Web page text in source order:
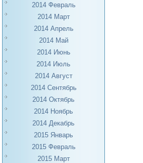
2014 Февраль
2014 Март
2014 Апрель
2014 Май
2014 Июнь
2014 Июль
2014 Август
2014 Сентябрь
2014 Октябрь
2014 Ноябрь
2014 Декабрь
2015 Январь
2015 Февраль
2015 Март